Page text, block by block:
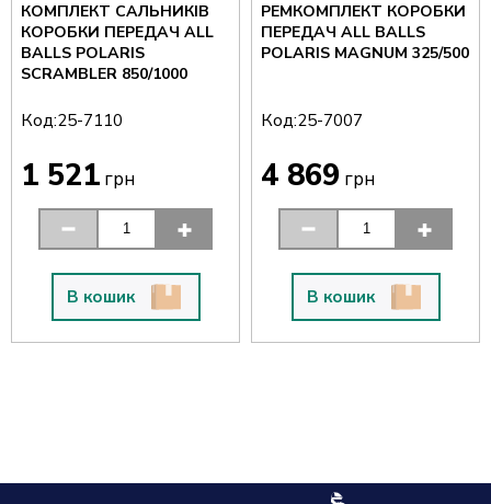
ALL
РЕМКОМПЛЕКТ КОРОБКИ
ПЕРЕДАЧ ALL BALLS
POLARIS MAGNUM 325/500
Код:
4 869
В кошик
КОМПЛЕКТ
КОРОБКИ
BALLS CAN-AM
Код:
2 929
В кошик